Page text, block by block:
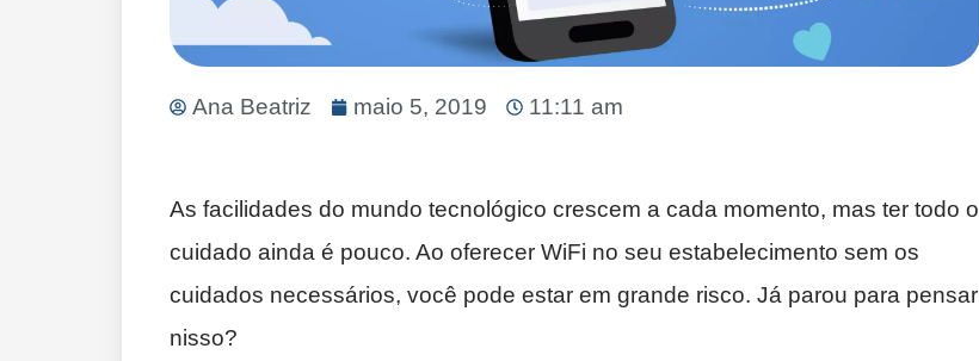
Ana Beatriz maio 5, 2019 11:11 am
As facilidades do mundo tecnológico crescem a cada momento, mas ter todo o
cuidado ainda é pouco. Ao oferecer WiFi no seu estabelecimento sem os
cuidados necessários, você pode estar em grande risco. Já parou para pensar
nisso?